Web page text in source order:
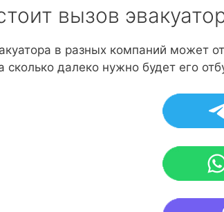
вызов
в разных компаний может
сколько далеко нужно будет его